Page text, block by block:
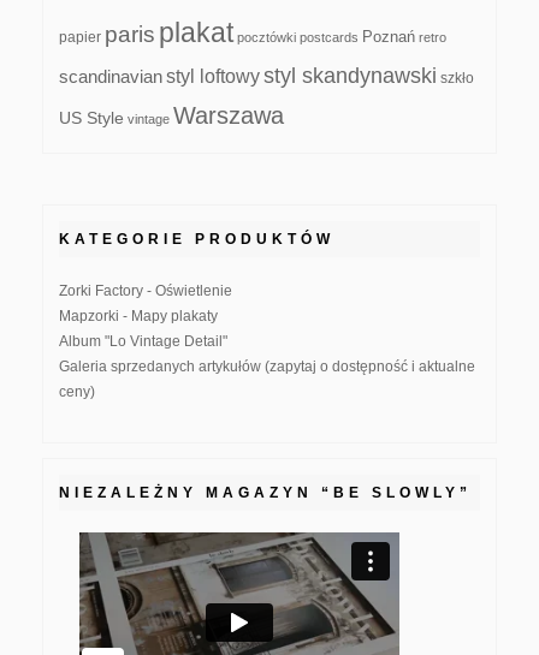
papier paris plakat pocztówki postcards Poznań retro
scandinavianstyl loftowystyl skandynawski szkło
US Style vintage Warszawa
KATEGORIE PRODUKTÓW
Zorki Factory - Oświetlenie
Mapzorki - Mapy plakaty
Album "Lo Vintage Detail"
Galeria sprzedanych artykułów (zapytaj o dostępność i aktualne
ceny)
NIEZALEŻNY MAGAZYN “BE SLOWLY”